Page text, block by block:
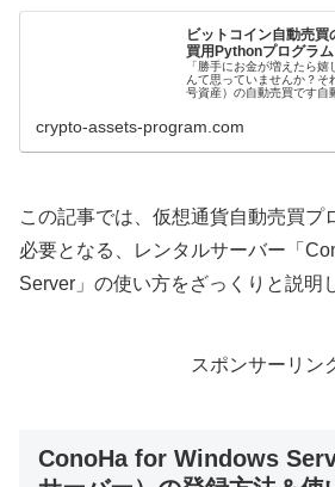
ビットコイン自動売
買用Pythonプログラム
「勝手にお金が増えたら
んて思っていませんか？そ
号資産）の自動売買です自
crypto-assets-program.com
この記事では、仮想通貨自動売買プ
必要となる、レンタルサーバー「
Server」の使い方をざっくりと説明
スポンサーリン
ConoHa for Windows